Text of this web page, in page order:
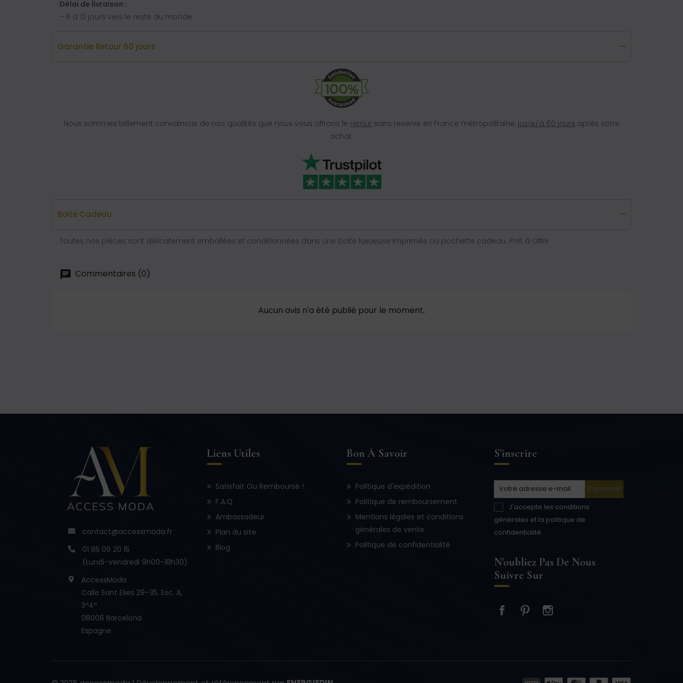
Délai de livraison :
– 6 à 12 jours vers le reste du monde
Garantie Retour 60 jours
Nous sommes tellement convaincus de nos qualités que nous vous offrons le retour sans reserve en France métropolitaine, jusqu'à 60 jours après votre
achat.
Boite Cadeau
Toutes nos pièces sont délicatement emballées et conditionnées dans une boite luxueuse imprimée ou pochette cadeau. Prêt à Offrir
Commentaires (0)
Aucun avis n'a été publié pour le moment.
contact@accessmoda.fr
01 85 09 20 15
(Lundi-Vendredi 9h00-18h30)
AccessModa
Calle Sant Elies 29–35, Esc. A,
3º4ª
08006 Barcelona
Espagne
Liens Utiles
Satisfait Ou Remboursé !
F.A.Q
Ambassadeur
Plan du site
Blog
Bon À Savoir
Politique d'expédition
Politique de remboursement
Mentions légales et conditions
générales de vente
Politique de confidentialité
S'inscrire
J'accepte les conditions
générales et la politique de
confidentialité
N'oubliez Pas De Nous
Suivre Sur
FacebookPinterest